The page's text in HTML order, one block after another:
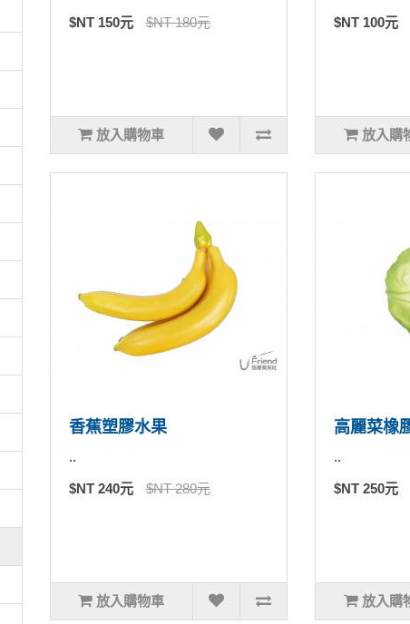
$NT 150元 $NT 180元
放入購物車
$NT 100元
放入購
香蕉塑膠水果
..
$NT 240元 $NT 280元
放入購物車
高麗菜橡
..
$NT 250元
放入購